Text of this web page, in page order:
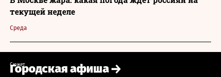
Среда
текущей неделе
Сюжет
Городская афиша